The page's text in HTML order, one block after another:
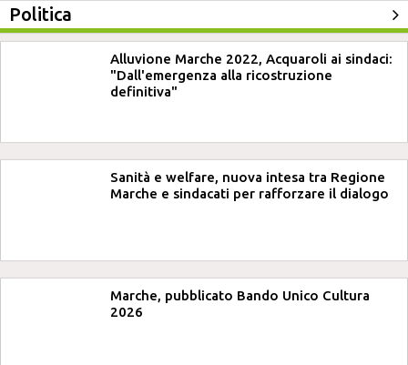
Politica
Alluvione Marche 2022, Acquaroli ai sindaci:
"Dall'emergenza alla ricostruzione
definitiva"
Sanità e welfare, nuova intesa tra Regione
Marche e sindacati per rafforzare il dialogo
Marche, pubblicato Bando Unico Cultura
2026